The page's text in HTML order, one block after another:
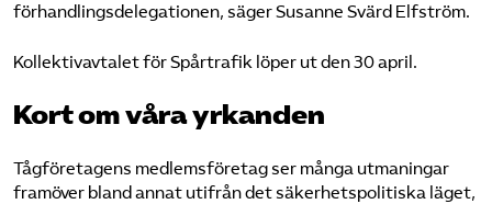
förhandlingsdelegationen, säger Susanne Svärd Elfström.
Kollektivavtalet för Spårtrafik löper ut den 30 april.
Kort om våra yrkanden
Tågföretagens medlemsföretag ser många utmaningar
framöver bland annat utifrån det säkerhetspolitiska läget,